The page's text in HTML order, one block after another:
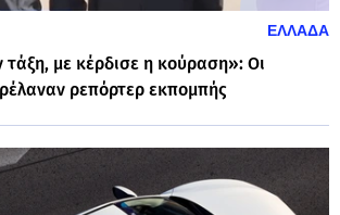
ΕΛΛΑΔΑ
με κέρδισε η κούραση»: Οι
ρεπόρτερ εκπομπής